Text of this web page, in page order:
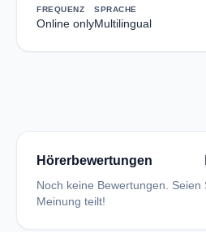
FREQUENZ
Online only
SPRACHE
Multilingual
Hörerbewertungen
Noch keine Bewertungen.
Meinung teilt!